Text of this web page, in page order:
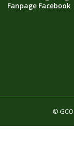
Fanpage Facebook
©